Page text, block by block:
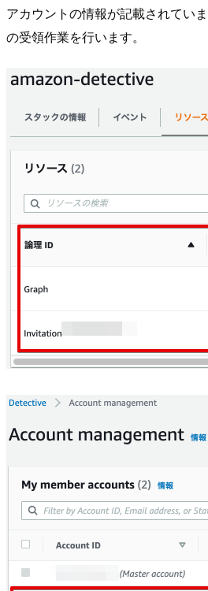
アカウントの情報が記載されてい
の受領作業を行います。